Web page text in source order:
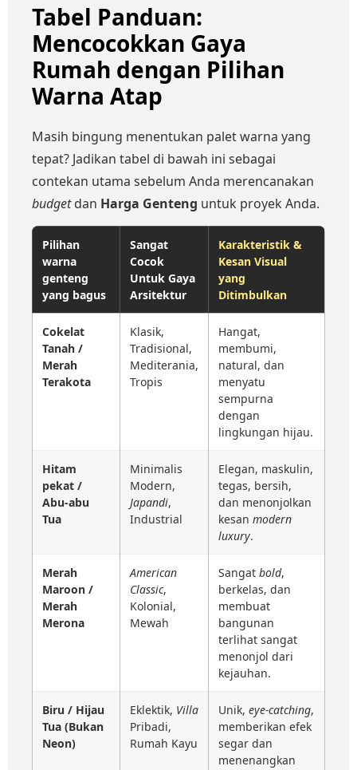
Tabel Panduan:
Mencocokkan Gaya
Rumah dengan Pilihan
Warna Atap
Masih bingung menentukan palet warna yang
tepat? Jadikan tabel di bawah ini sebagai
contekan utama sebelum Anda merencanakan
budgetdan Harga Genteng untuk proyek Anda.
Pilihan
warna
genteng
yang bagus
Sangat
Cocok
Untuk Gaya
Arsitektur
Karakteristik &
Kesan Visual
yang
Ditimbulkan
Cokelat
Tanah /
Merah
Terakota
Klasik,
Tradisional,
Mediterania,
Tropis
Hangat,
membumi,
natural, dan
menyatu
sempurna
dengan
lingkungan hijau.
Hitam
pekat /
Abu-abu
Tua
Minimalis
Modern,
Japandi,
Industrial
Elegan, maskulin,
tegas, bersih,
dan menonjolkan
kesan modern
luxury.
Merah
Maroon /
Merah
Merona
American
Classic,
Kolonial,
Mewah
Sangat bold,
berkelas, dan
membuat
bangunan
terlihat sangat
menonjol dari
kejauhan.
Biru / Hijau
Tua (Bukan
Neon)
Eklektik, Villa
Pribadi,
Rumah Kayu
Unik, eye-catching,
memberikan efek
segar dan
menenangkan